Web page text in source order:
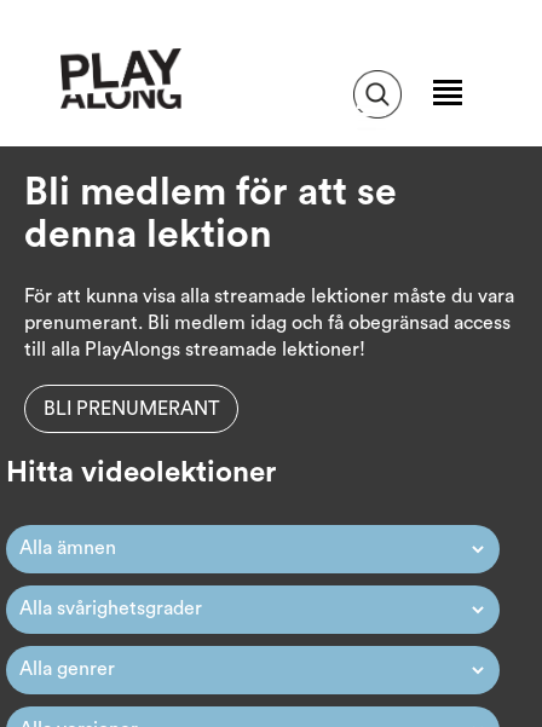
Bli medlem för att se
denna lektion
För att kunna visa alla streamade lektioner måste du vara
prenumerant. Bli medlem idag och få obegränsad access
till alla PlayAlongs streamade lektioner!
BLI PRENUMERANT
Hitta videolektioner